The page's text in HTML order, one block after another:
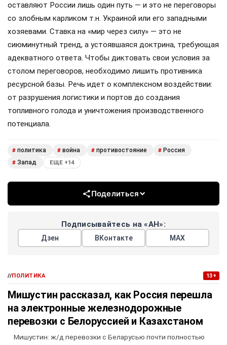
оставляют России лишь один путь — и это не переговоры
со злобным карликом т.н. Украиной или его западными
хозяевами. Ставка на «мир через силу» — это не
сиюминутный тренд, а устоявшаяся доктрина, требующая
адекватного ответа. Чтобы диктовать свои условия за
столом переговоров, необходимо лишить противника
ресурсной базы. Речь идет о комплексном воздействии:
от разрушения логистики и портов до создания
топливного голода и уничтожения производственного
потенциала.
# политика # война # противостояние # Россия
# Запад ЕЩЕ +14
Поделиться
Подписывайтесь на «АН»:
Дзен ВКонтакте МАХ
//ПОЛИТИКА 13+
Мишустин рассказал, как Россия перешла
на электронные железнодорожные
перевозки с Белоруссией и Казахстаном
Мишустин: ж/д перевозки с Беларусью почти полностью